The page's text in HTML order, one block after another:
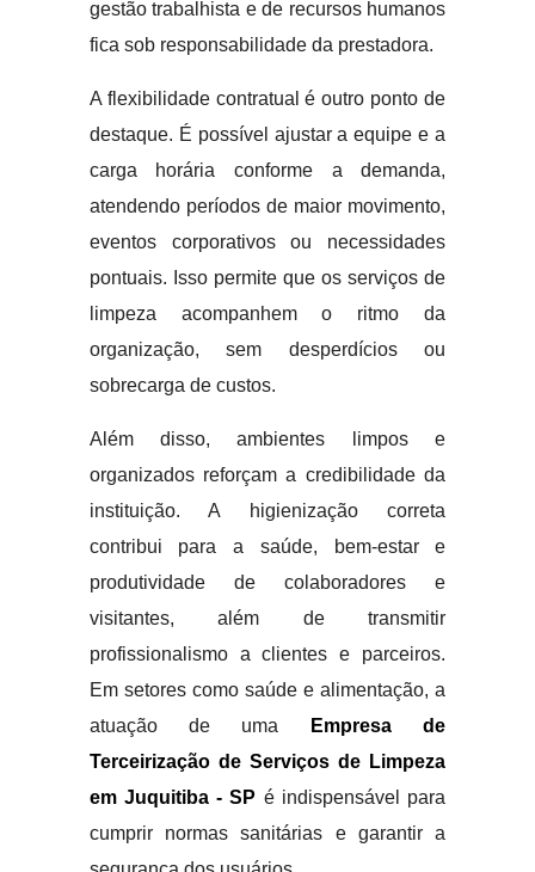
gestão trabalhista e de recursos humanos
fica sob responsabilidade da prestadora.
A flexibilidade contratual é outro ponto de
destaque. É possível ajustar a equipe e a
carga horária conforme a demanda,
atendendo períodos de maior movimento,
eventos corporativos ou necessidades
pontuais. Isso permite que os serviços de
limpeza acompanhem o ritmo da
organização, sem desperdícios ou
sobrecarga de custos.
Além disso, ambientes limpos e
organizados reforçam a credibilidade da
instituição. A higienização correta
contribui para a saúde, bem-estar e
produtividade de colaboradores e
visitantes, além de transmitir
profissionalismo a clientes e parceiros.
Em setores como saúde e alimentação, a
atuação de uma
Empresa de
Terceirização de Serviços de Limpeza
em Juquitiba - SP é indispensável para
cumprir normas sanitárias e garantir a